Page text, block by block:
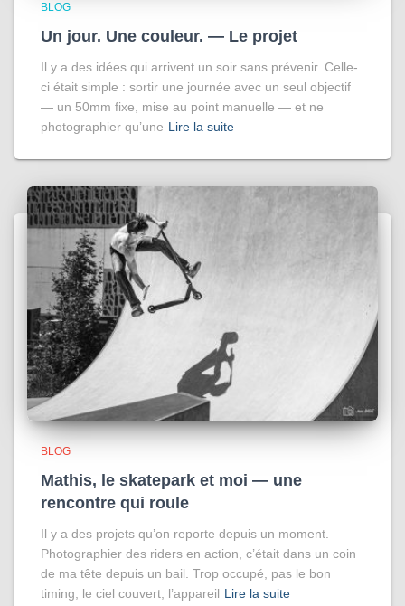
BLOG
Un jour. Une couleur. — Le projet
Il y a des idées qui arrivent un soir sans prévenir. Celle-
ci était simple : sortir une journée avec un seul objectif
— un 50mm fixe, mise au point manuelle — et ne
photographier qu’une Lire la suite
BLOG
Mathis, le skatepark et moi — une
rencontre qui roule
Il y a des projets qu’on reporte depuis un moment.
Photographier des riders en action, c’était dans un coin
de ma tête depuis un bail. Trop occupé, pas le bon
timing, le ciel couvert, l’appareil Lire la suite